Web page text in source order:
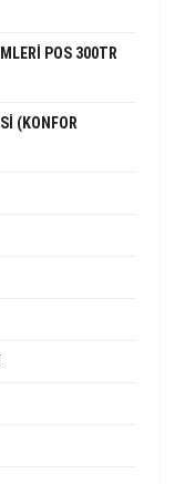
POS 300TR
(KONFOR